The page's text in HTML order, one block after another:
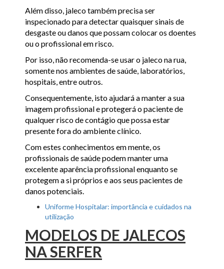
Além disso, jaleco também precisa ser
inspecionado para detectar quaisquer sinais de
desgaste ou danos que possam colocar os doentes
ou o profissional em risco.
Por isso, não recomenda-se usar o jaleco na rua,
somente nos ambientes de saúde, laboratórios,
hospitais, entre outros.
Consequentemente, isto ajudará a manter a sua
imagem profissional e protegerá o paciente de
qualquer risco de contágio que possa estar
presente fora do ambiente clínico.
Com estes conhecimentos em mente, os
profissionais de saúde podem manter uma
excelente aparência profissional enquanto se
protegem a si próprios e aos seus pacientes de
danos potenciais.
Uniforme Hospitalar: importância e cuidados na
utilização
MODELOS DE JALECOS
NA SERFER